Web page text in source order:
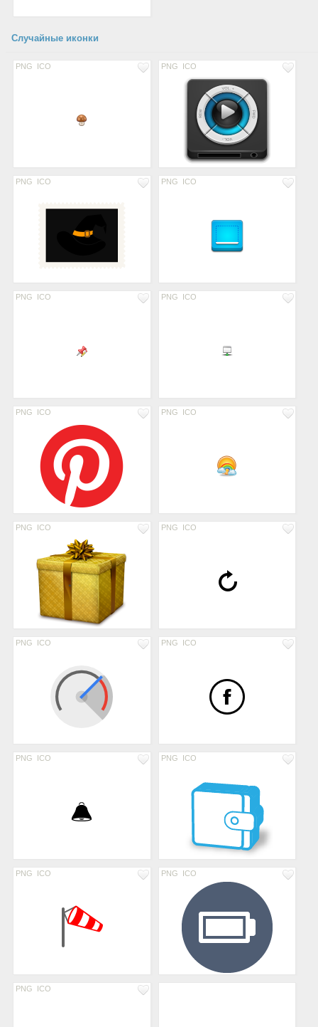
Случайные иконки
PNG ICO PNG ICO
PNG ICO PNG ICO
PNG ICO PNG ICO
PNG ICO PNG ICO
PNG ICO PNG ICO
PNG ICO PNG ICO
PNG ICO PNG ICO
PNG ICO PNG ICO
PNG ICO